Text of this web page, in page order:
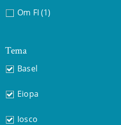
Om FI (1)
Tema
Basel
Eiopa
Iosco